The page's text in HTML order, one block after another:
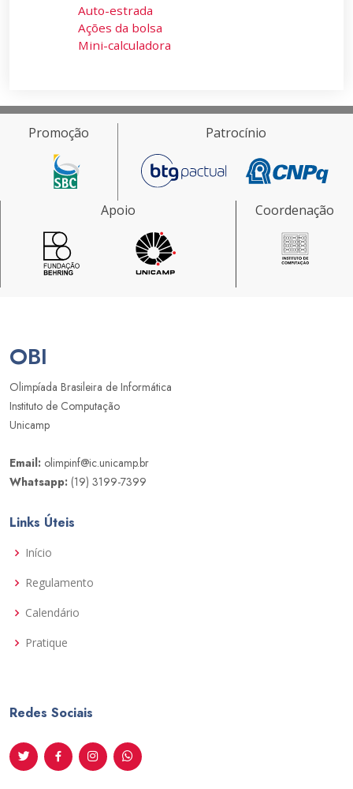
Auto-estrada
Ações da bolsa
Mini-calculadora
Promoção Patrocínio
Apoio Coordenação
OBI
Olimpíada Brasileira de Informática
Instituto de Computação
Unicamp
Email: olimpinf@ic.unicamp.br
Whatsapp: (19) 3199-7399
Links Úteis
Início
Regulamento
Calendário
Pratique
Redes Sociais